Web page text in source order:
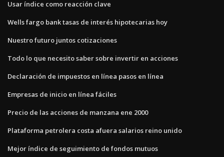
Usar índice como reacción clave
Wells fargo bank tasas de interés hipotecarias hoy
Nuestro futuro juntos cotizaciones
Todo lo que necesito saber sobre invertir en acciones
Declaración de impuestos en línea pasos en línea
Empresas de inicio en línea fáciles
Precio de las acciones de manzana ene 2000
Plataforma petrolera costa afuera salarios reino unido
Mejor índice de seguimiento de fondos mutuos